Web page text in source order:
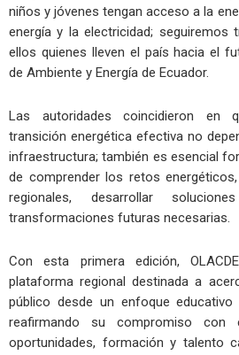
niños y jóvenes tengan acceso a la
energía y la electricidad; seguiremos
ellos quienes lleven el país hacia el
de Ambiente y Energía de Ecuador.
Las autoridades coincidieron en
transición energética efectiva no
infraestructura; también es esencial
de comprender los retos
regionales, desarrollar
transformaciones futuras necesarias.
Con esta primera edición,
plataforma regional destinada a
público desde un enfoque educativo
reafirmando su compromiso con
oportunidades, formación y talento